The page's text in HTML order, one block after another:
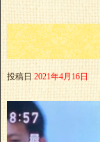
投稿日 2021年4月16日